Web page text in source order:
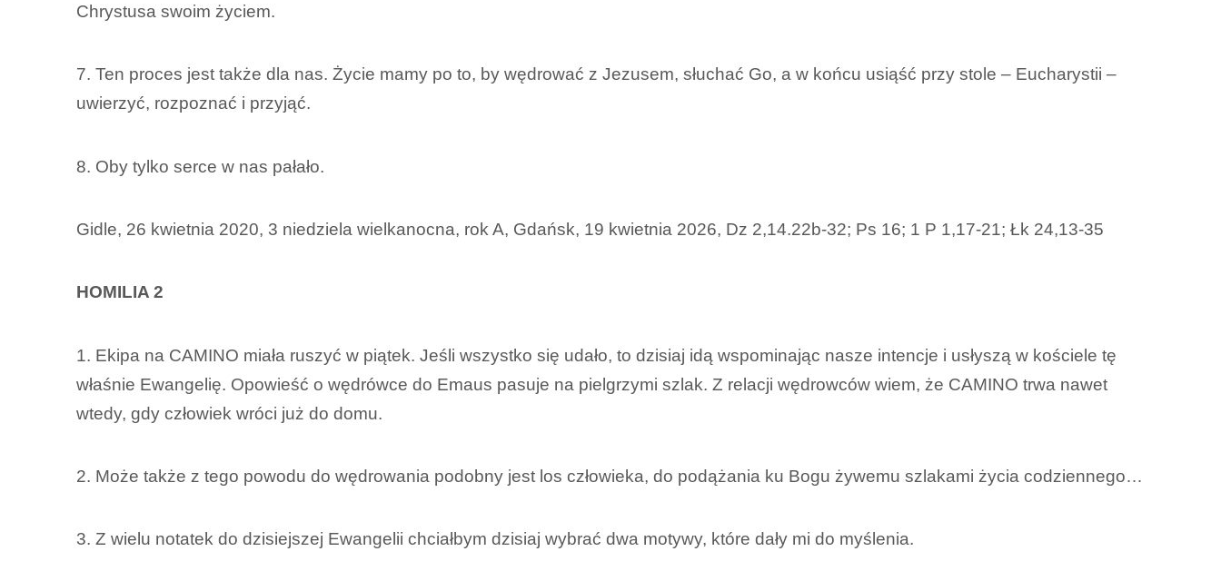
Chrystusa swoim życiem.
7. Ten proces jest także dla nas. Życie mamy po to, by wędrować z Jezusem, słuchać Go, a w końcu usiąść przy stole – Eucharystii –
uwierzyć, rozpoznać i przyjąć.
8. Oby tylko serce w nas pałało.
Gidle, 26 kwietnia 2020, 3 niedziela wielkanocna, rok A, Gdańsk, 19 kwietnia 2026, Dz 2,14.22b-32; Ps 16; 1 P 1,17-21; Łk 24,13-35
HOMILIA 2
1. Ekipa na CAMINO miała ruszyć w piątek. Jeśli wszystko się udało, to dzisiaj idą wspominając nasze intencje i usłyszą w kościele tę
właśnie Ewangelię. Opowieść o wędrówce do Emaus pasuje na pielgrzymi szlak. Z relacji wędrowców wiem, że CAMINO trwa nawet
wtedy, gdy człowiek wróci już do domu.
2. Może także z tego powodu do wędrowania podobny jest los człowieka, do podążania ku Bogu żywemu szlakami życia codziennego…
3. Z wielu notatek do dzisiejszej Ewangelii chciałbym dzisiaj wybrać dwa motywy, które dały mi do myślenia.